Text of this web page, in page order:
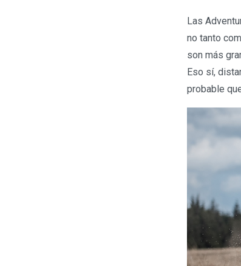
Las
no tanto
son más
Eso sí,
probable